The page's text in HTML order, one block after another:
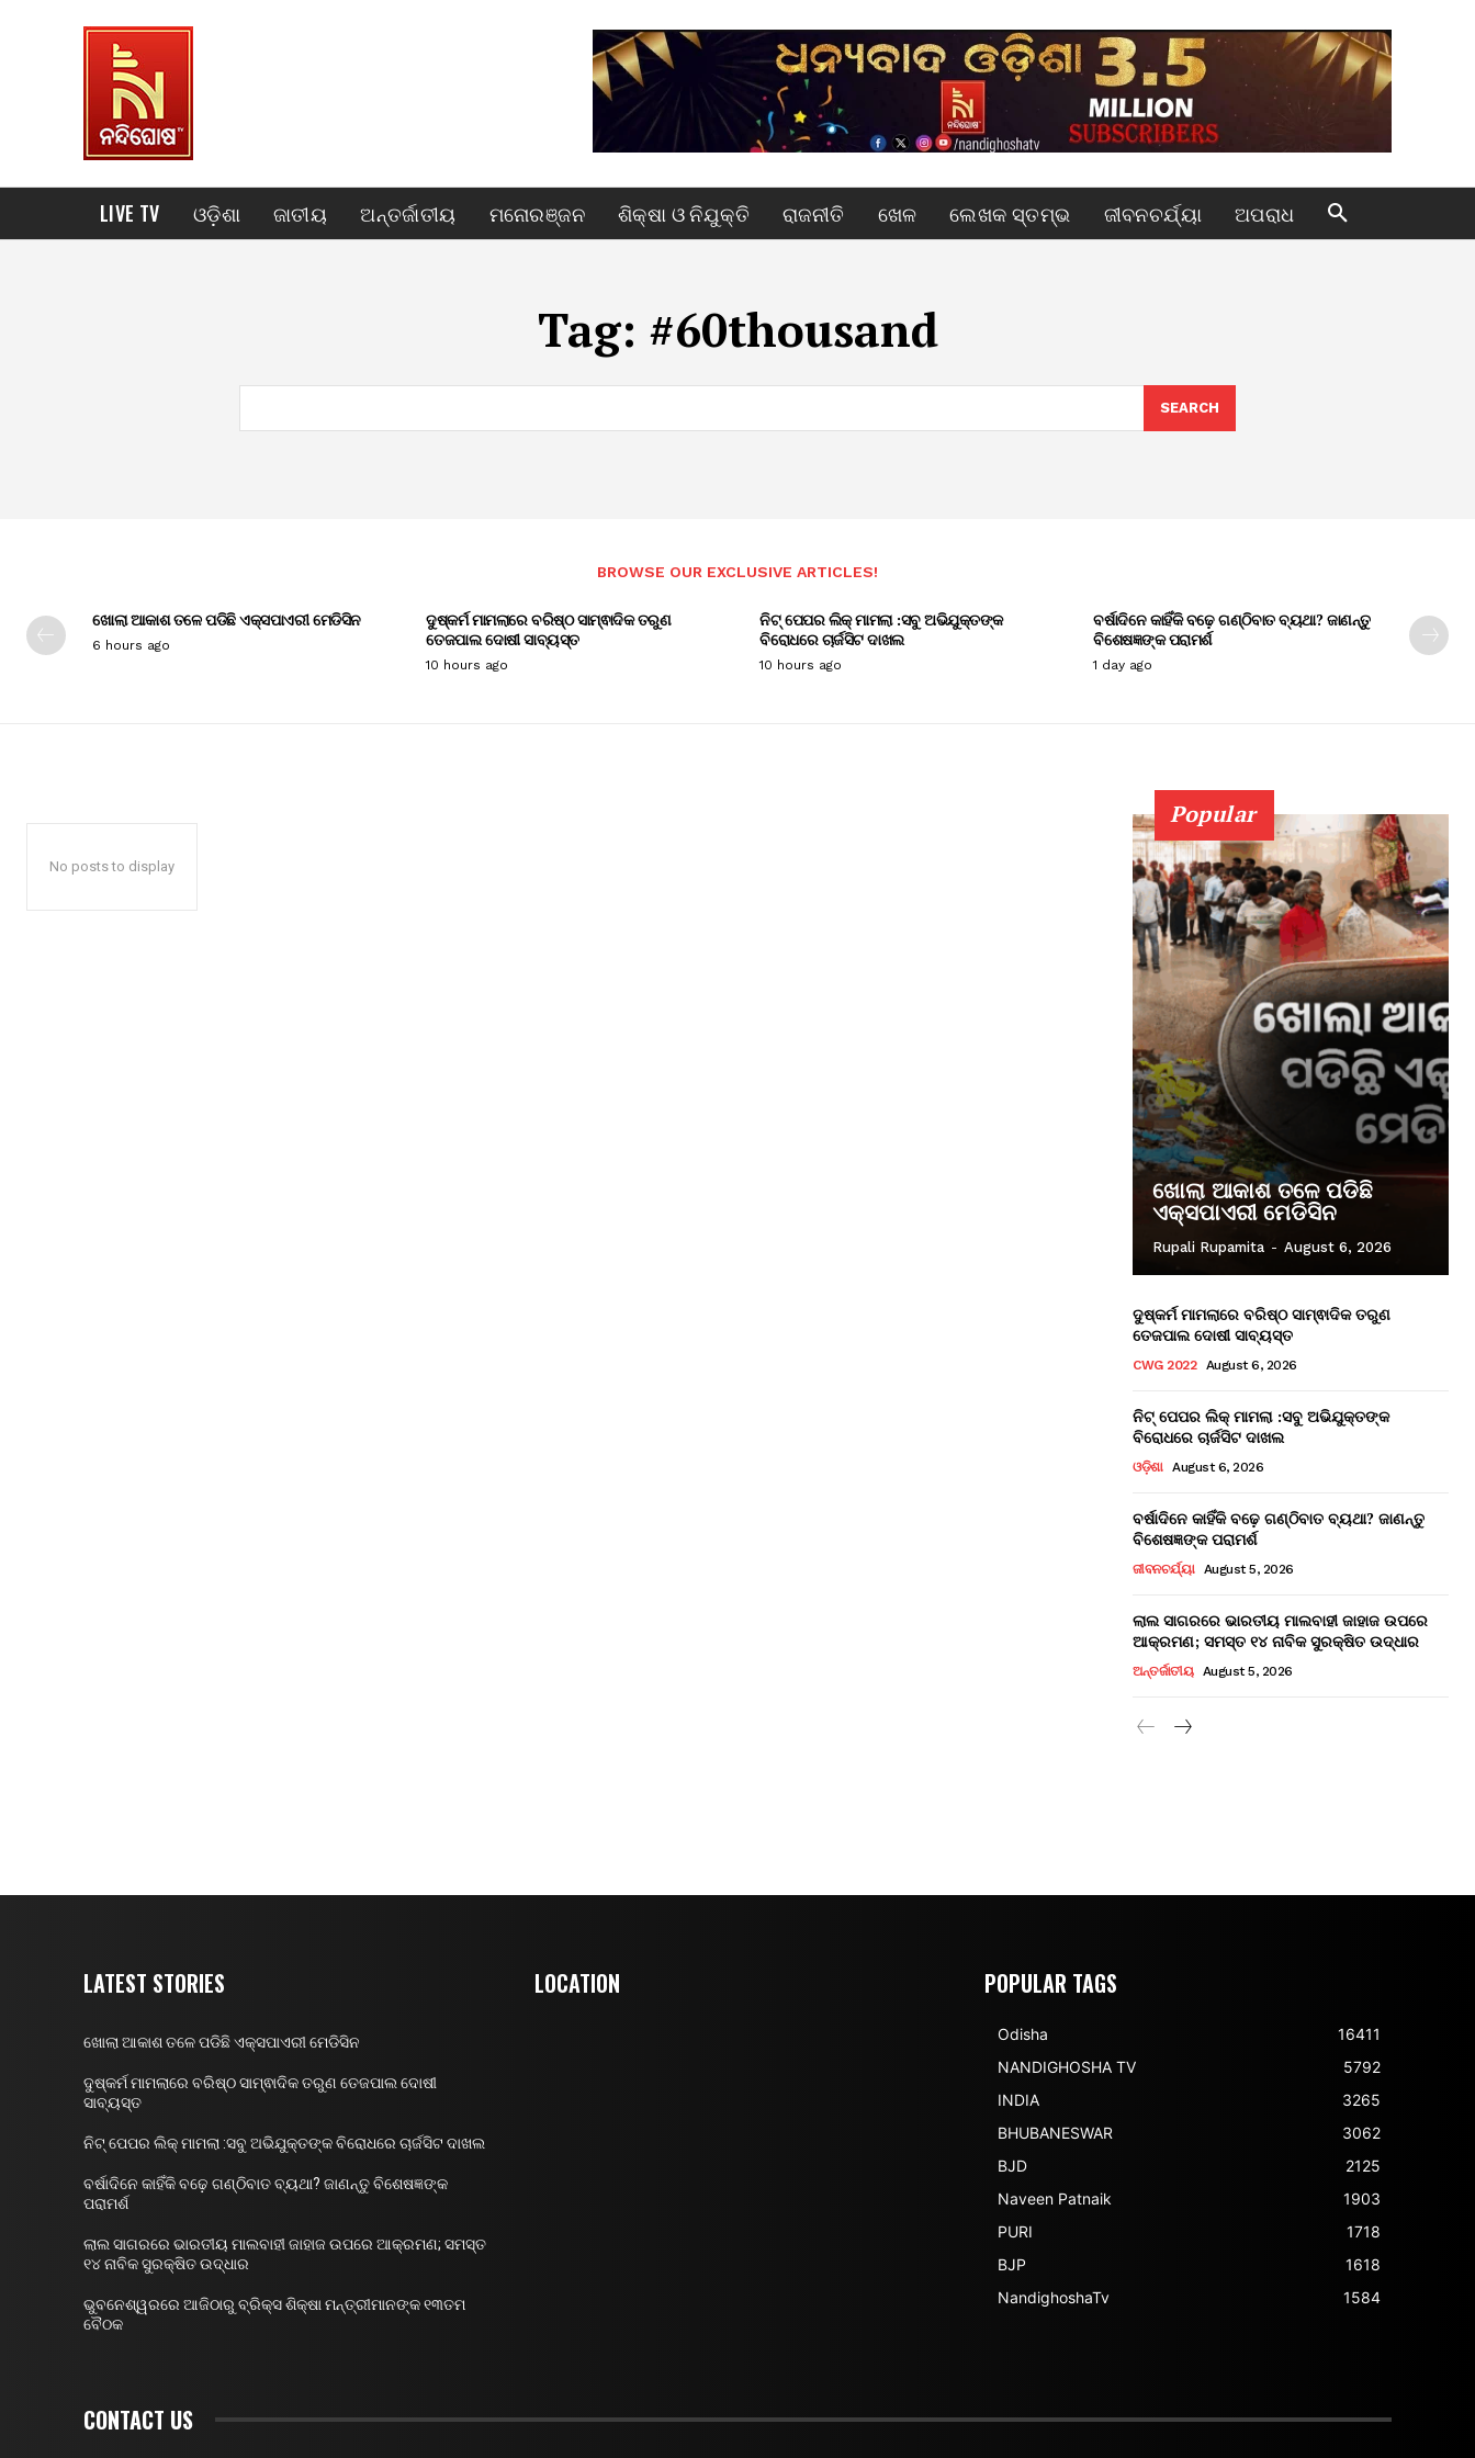
LIVE TV ଓଡ଼ିଶା ଜାତୀୟ ଅନ୍ତର୍ଜାତୀୟ ମନୋରଞ୍ଜନ ଶିକ୍ଷା ଓ ନିଯୁକ୍ତି ରାଜନୀତି ଖେଳ ଲେଖକ ସ୍ତମ୍ଭ ଜୀବନଚର୍ଯ୍ୟା ଅପରାଧ
Tag: #60thousand
SEARCH
BROWSE OUR EXCLUSIVE ARTICLES!
ଖୋଲା ଆକାଶ ତଳେ ପଡିଛି ଏକ୍ସପାଏରୀ ମେଡିସିନ
6 hours ago
ଦୁଷ୍କର୍ମ ମାମଲାରେ ବରିଷ୍ଠ ସାମ୍ଵାଦିକ ତରୁଣ
ତେଜପାଲ ଦୋଷୀ ସାବ୍ୟସ୍ତ
10 hours ago
ନିଟ୍ ପେପର ଲିକ୍ ମାମଲା :ସବୁ ଅଭିଯୁକ୍ତଙ୍କ
ବିରୋଧରେ ଚାର୍ଜସିଟ ଦାଖଲ
10 hours ago
ବର୍ଷାଦିନେ କାହିଁକି ବଢ଼େ ଗଣ୍ଠିବାତ ବ୍ୟଥା? ଜାଣନ୍ତୁ
ବିଶେଷଜ୍ଞଙ୍କ ପରାମର୍ଶ
1 day ago
No posts to display
Popular
ଖୋଲା ଆକାଶ ତଳେ ପଡିଛି
ଏକ୍ସପାଏରୀ ମେଡିସିନ
Rupali Rupamita - August 6, 2026
ଦୁଷ୍କର୍ମ ମାମଲାରେ ବରିଷ୍ଠ ସାମ୍ଵାଦିକ ତରୁଣ
ତେଜପାଲ ଦୋଷୀ ସାବ୍ୟସ୍ତ
CWG 2022 August 6, 2026
ନିଟ୍ ପେପର ଲିକ୍ ମାମଲା :ସବୁ ଅଭିଯୁକ୍ତଙ୍କ
ବିରୋଧରେ ଚାର୍ଜସିଟ ଦାଖଲ
ଓଡ଼ିଶା August 6, 2026
ବର୍ଷାଦିନେ କାହିଁକି ବଢ଼େ ଗଣ୍ଠିବାତ ବ୍ୟଥା? ଜାଣନ୍ତୁ
ବିଶେଷଜ୍ଞଙ୍କ ପରାମର୍ଶ
ଜୀବନଚର୍ଯ୍ୟା August 5, 2026
ଲାଲ ସାଗରରେ ଭାରତୀୟ ମାଲବାହୀ ଜାହାଜ ଉପରେ
ଆକ୍ରମଣ; ସମସ୍ତ ୧୪ ନାବିକ ସୁରକ୍ଷିତ ଉଦ୍ଧାର
ଅନ୍ତର୍ଜାତୀୟ August 5, 2026
LATEST STORIES
ଖୋଲା ଆକାଶ ତଳେ ପଡିଛି ଏକ୍ସପାଏରୀ ମେଡିସିନ
ଦୁଷ୍କର୍ମ ମାମଲାରେ ବରିଷ୍ଠ ସାମ୍ଵାଦିକ ତରୁଣ ତେଜପାଲ ଦୋଷୀ
ସାବ୍ୟସ୍ତ
ନିଟ୍ ପେପର ଲିକ୍ ମାମଲା :ସବୁ ଅଭିଯୁକ୍ତଙ୍କ ବିରୋଧରେ ଚାର୍ଜସିଟ ଦାଖଲ
ବର୍ଷାଦିନେ କାହିଁକି ବଢ଼େ ଗଣ୍ଠିବାତ ବ୍ୟଥା? ଜାଣନ୍ତୁ ବିଶେଷଜ୍ଞଙ୍କ
ପରାମର୍ଶ
ଲାଲ ସାଗରରେ ଭାରତୀୟ ମାଲବାହୀ ଜାହାଜ ଉପରେ ଆକ୍ରମଣ; ସମସ୍ତ
୧୪ ନାବିକ ସୁରକ୍ଷିତ ଉଦ୍ଧାର
ଭୁବନେଶ୍ୱରରେ ଆଜିଠାରୁ ବ୍ରିକ୍ସ ଶିକ୍ଷା ମନ୍ତ୍ରୀମାନଙ୍କ ୧୩ତମ
ବୈଠକ
LOCATION POPULAR TAGS
Odisha
16411
NANDIGHOSHA TV
5792
INDIA
3265
BHUBANESWAR
3062
BJD
2125
Naveen Patnaik
1903
PURI
1718
BJP
1618
NandighoshaTv
1584
CONTACT US